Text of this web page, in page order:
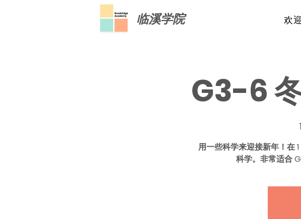
临溪学院 欢
G3-6
用一些科学来迎接新年！在
科学。非常适合